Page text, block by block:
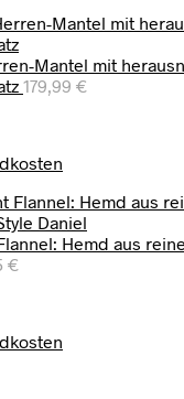
Mantel mit
179,99 €
Hemd aus
€